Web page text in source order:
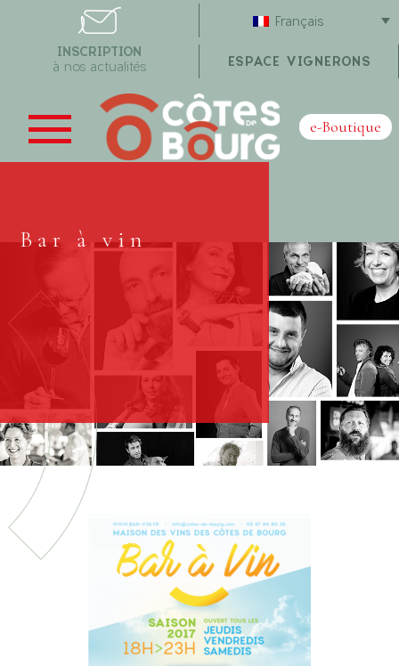
Français
ESPACE VIGNERONS
INSCRIPTION
à nos actualités
e-Boutique
Bar à vin